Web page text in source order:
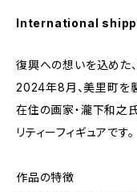
International
復興への想いを込めた
2024年8月、美里町を
在住の画家・瀧下和之
リティーフィギュアです。
作品の特徴